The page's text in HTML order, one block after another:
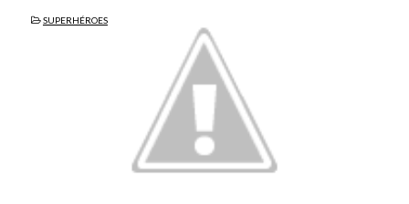
SUPERHÉROES